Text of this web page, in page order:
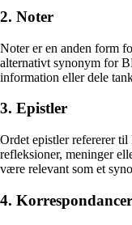
2. Noter
Noter er en anden form
alternativt synonym for
information eller dele
3. Epistler
Ordet epistler refererer
refleksioner, meninger
være relevant som et
4. Korrespondancer